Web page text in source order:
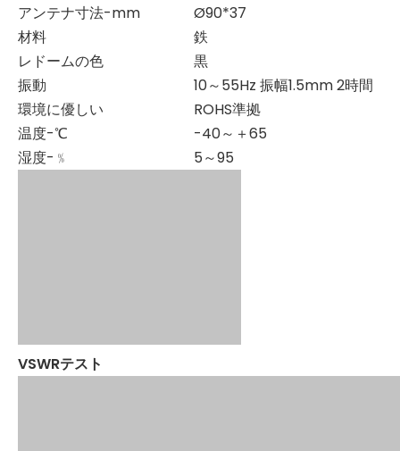
アンテナ寸法-mm
Ø90*37
材料
鉄
レドームの色
黒
振動
10～55Hz 振幅1.5mm 2時間
環境に優しい
ROHS準拠
温度-℃
-40～＋65
湿度-﹪
5～95
VSWRテスト